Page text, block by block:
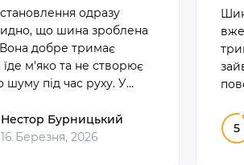
одразу
що шина зроблена
Вона добре тримає
їде м'яко та не створює
шуму під час руху. У
себе надійно і зручно.
Нестор Бурницький
16 Березня, 2026
5